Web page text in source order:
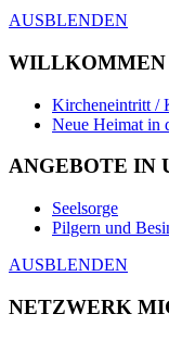
AUSBLENDEN
WILLKOMMEN
Kircheneintritt /
Neue Heimat in
ANGEBOTE IN
Seelsorge
Pilgern und
AUSBLENDEN
NETZWERK